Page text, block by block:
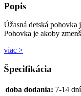
Popis
Úžasná detská pohovka
Pohovka je akoby
viac >
Špecifikácia
doba dodania: 7-14 dní